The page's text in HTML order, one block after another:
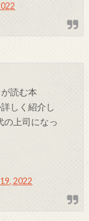
読む本
しく紹介し
の上司になっ
2022